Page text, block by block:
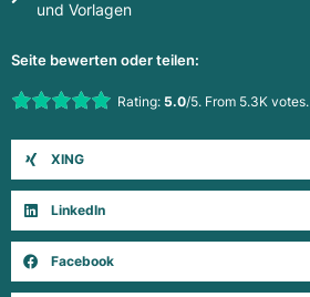
und Vorlagen
Seite bewerten oder teilen:
Rate this item:Rating: 5.0/5. From 5.3K votes.
XING
LinkedIn
Facebook